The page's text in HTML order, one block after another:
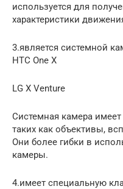
используется для
характеристики
3.является системной
HTC One X
LG X Venture
Системная камера
таких как объективы,
Они более гибки в
камеры.
4.имеет специальную